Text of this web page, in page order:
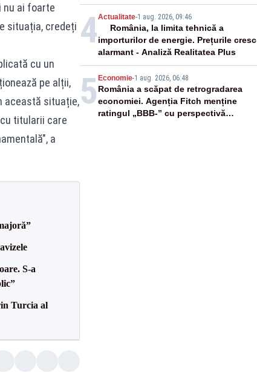
nu ai foarte
situația, credeți
cu un
pe alții,
această situație,
titularii care
a
S-a
Turcia al
4Actualitate-1 aug. 2026, 09:46
România, la limita tehnică a
importurilor de energie. Prețurile cresc
alarmant - Analiză Realitatea Plus
5 Economie-1 aug. 2026, 06:48
România a scăpat de retrogradarea
economiei. Agenția Fitch menține
ratingul „BBB-” cu perspectivă